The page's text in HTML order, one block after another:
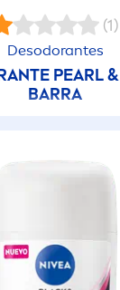
(1)
Desodorantes
PEARL&
BARRA